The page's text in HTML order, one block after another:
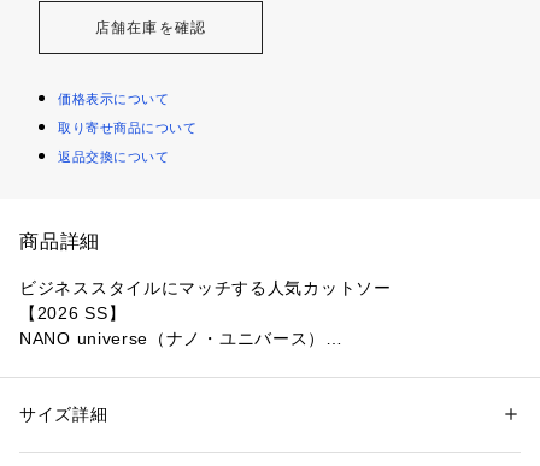
店舗在庫を確認
価格表示について
取り寄せ商品について
返品交換について
商品詳細
ビジネススタイルにマッチする人気カットソー
【2026 SS】
NANO universe（ナノ・ユニバース）
性別：メンズ
素材：コットン 100%
サイズ詳細